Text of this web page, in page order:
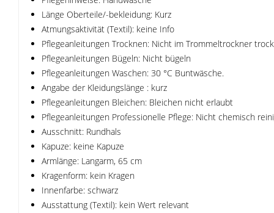
Länge Oberteile/-bekleidung: Kurz
Atmungsaktivität (Textil): keine Info
Pflegeanleitungen Trocknen: Nicht im Trommeltrockner
Pflegeanleitungen Bügeln: Nicht bügeln
Pflegeanleitungen Waschen: 30 °C Buntwäsche.
Angabe der Kleidungslänge : kurz
Pflegeanleitungen Bleichen: Bleichen nicht erlaubt
Pflegeanleitungen Professionelle Pflege: Nicht chemisch
Ausschnitt: Rundhals
Kapuze: keine Kapuze
Armlänge: Langarm, 65 cm
Kragenform: kein Kragen
Innenfarbe: schwarz
Ausstattung (Textil): kein Wert relevant